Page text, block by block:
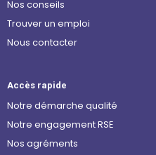
Nos conseils
Trouver un emploi
Nous contacter
Accès rapide
Notre démarche qualité
Notre engagement RSE
Nos agréments